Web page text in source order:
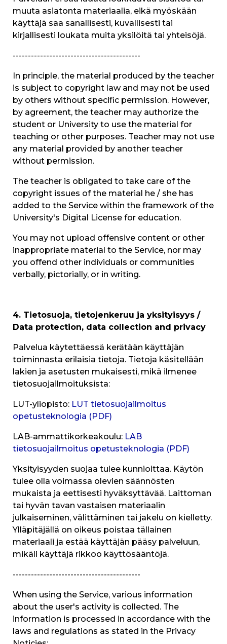
muuta asiatonta materiaalia, eikä myöskään
käyttäjä saa sanallisesti, kuvallisesti tai
kirjallisesti loukata muita yksilöitä tai yhteisöjä.
------------------------------------------
In principle, the material produced by the teacher
is subject to copyright law and may not be used
by others without specific permission. However,
by agreement, the teacher may authorize the
student or University to use the material for
teaching or other purposes. Teacher may not use
any material provided by another teacher
without permission.
The teacher is obligated to take care of the
copyright issues of the material he / she has
added to the Service within the framework of the
University's Digital License for education.
You may not upload offensive content or other
inappropriate material to the Service, nor may
you offend other individuals or communities
verbally, pictorially, or in writing.
4. Tietosuoja, tietojenkeruu ja yksityisyys /
Data protection, data collection and privacy
Palvelua käytettäessä kerätään käyttäjän
toiminnasta erilaisia tietoja. Tietoja käsitellään
lakien ja asetusten mukaisesti, mikä ilmenee
tietosuojailmoituksista:
LUT-yliopisto: LUT tietosuojailmoitus
opetusteknologia (PDF)
LAB-ammattikorkeakoulu: LAB
tietosuojailmoitus opetusteknologia (PDF)
Yksityisyyden suojaa tulee kunnioittaa. Käytön
tulee olla voimassa olevien säännösten
mukaista ja eettisesti hyväksyttävää. Laittoman
tai hyvän tavan vastaisen materiaalin
julkaiseminen, välittäminen tai jakelu on kielletty.
Ylläpitäjällä on oikeus poistaa tällainen
materiaali ja estää käyttäjän pääsy palveluun,
mikäli käyttäjä rikkoo käyttösääntöjä.
------------------------------------------
When using the Service, various information
about the user's activity is collected. The
information is processed in accordance with the
laws and regulations as stated in the Privacy